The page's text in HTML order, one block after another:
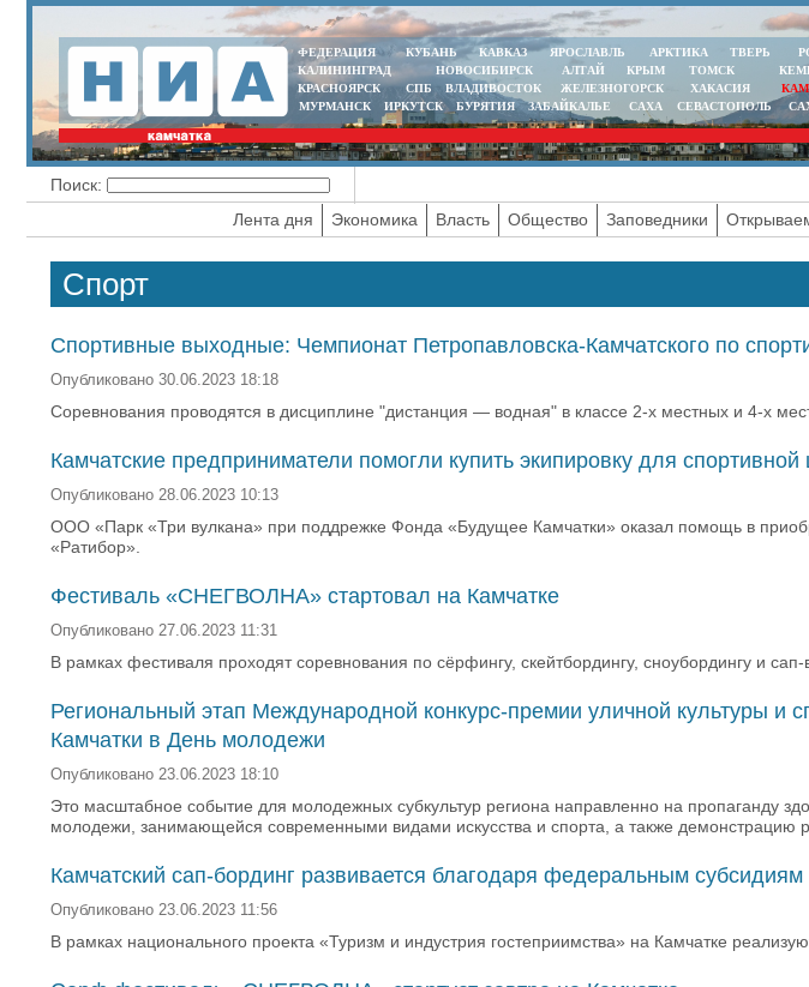
ФЕДЕРАЦИЯ КУБАНЬ КАВКАЗ ЯРОСЛАВЛЬ АРКТИКА ТВЕРЬ
КАЛИНИНГРАД
НОВОСИБИРСК АЛТАЙ КРЫМ ТОМСК
КРАСНОЯРСК
СПБ ВЛАДИВОСТОК ЖЕЛЕЗНОГОРСК ХАКАСИЯ
МУРМАНСК
ИРКУТСК БУРЯТИЯ ЗАБАЙКАЛЬЕ САХА СЕВАСТОПОЛЬ
Поиск:
Лента дня
Экономика Власть Общество Заповедники
Спорт
Спортивные выходные: Чемпионат Петропавловска-Камчатского по
Опубликовано 30.06.2023 18:18
Соревнования проводятся в дисциплине "дистанция — водная" в классе 2-х местных и 4-х
Камчатские предприниматели помогли купить экипировку для
Опубликовано 28.06.2023 10:13
ООО «Парк «Три вулкана» при поддрежке Фонда «Будущее Камчатки» оказал помощь в
«Ратибор».
Фестиваль «СНЕГВОЛНА» стартовал на Камчатке
Опубликовано 27.06.2023 11:31
В рамках фестиваля проходят соревнования по сёрфингу, скейтбордингу, сноубордингу и сап-
Региональный этап Международной конкурс-премии уличной культуры и
Камчатки в День молодежи
Опубликовано 23.06.2023 18:10
Это масштабное событие для молодежных субкультур региона направленно на пропаганду
молодежи, занимающейся современными видами искусства и спорта, а также демонстрацию
Камчатский сап-бординг развивается благодаря федеральным субсидиям
Опубликовано 23.06.2023 11:56
В рамках национального проекта «Туризм и индустрия гостеприимства» на Камчатке